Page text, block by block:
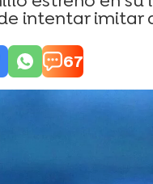
intentar imitar
67